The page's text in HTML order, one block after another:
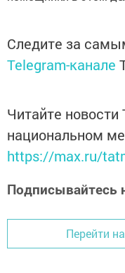
Следите за
Telegram-канале
Читайте новости
национальном
https://max.ru/
Подписывайтесь
Перейти